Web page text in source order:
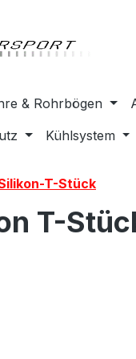
springen
& Rohrbögen
Kühlsystem
T-Stück
T-